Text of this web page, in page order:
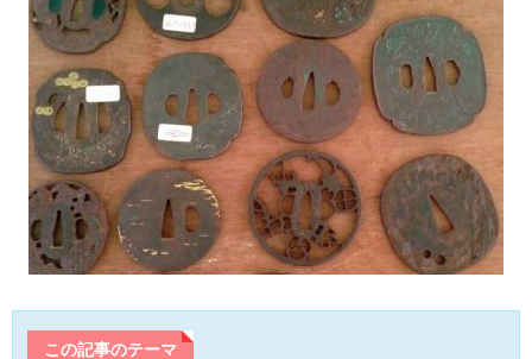
この記事のテーマ
産業・ものづくり
体験施設・体験プラン
歴史
生活・地元ネタ
その他
おおい町
大野市
小浜市
勝山市
鯖江市